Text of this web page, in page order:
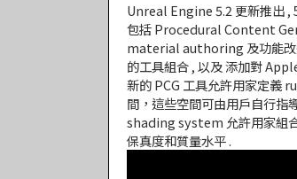
Unreal Engine 5.2 更新推出 ,
包括 Procedural Content
material authoring 及功能
的工具組合 , 以及 添加對
新的 PCG 工具允許用家定義
間，這些空間可由用戶自行
shading system 允許用家組
保真度和質量水平 .